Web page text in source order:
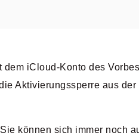
iCloud-Konto des
Aktivierungssperre aus der
können sich immer noch